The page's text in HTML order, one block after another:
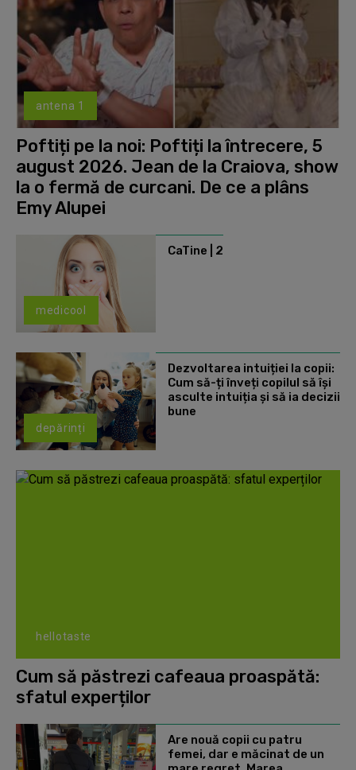
antena 1
Poftiți pe la noi: Poftiți la întrecere, 5
august 2026. Jean de la Craiova, show
la o fermă de curcani. De ce a plâns
Emy Alupei
medicool
CaTine | 2
depărinți
Dezvoltarea intuiției la copii:
Cum să-ți înveți copilul să își
asculte intuiția și să ia decizii
bune
hellotaste
Cum să păstrezi cafeaua proaspătă:
sfatul experților
Are nouă copii cu patru
femei, dar e măcinat de un